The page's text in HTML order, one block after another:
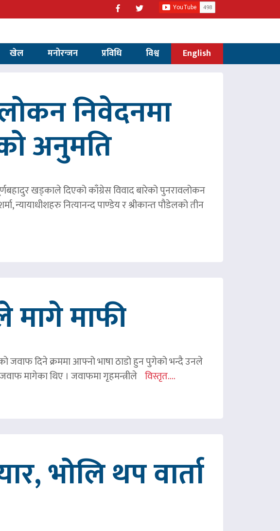
खेल मनोरन्जन प्रविधि विश्व English
निवेदनमा
अनुमति
खड्काले दिएको काँग्रेस विवाद बारेको पुनरावलोकन
न्यायाधीशहरु नित्यानन्द पाण्डेय र श्रीकान्त पौडेलको तीन
मागे माफी
जवाफ दिने क्रममा आफ्नो भाषा ठाडो हुन पुगेको भन्दै उनले
मागेका थिए । जवाफमा गृहमन्त्रीले विस्तृत....
भोलि थप वार्ता